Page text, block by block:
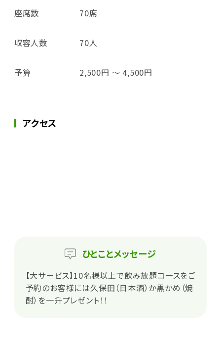
座席数 70席
収容人数 70人
予算 2,500円 ～ 4,500円
アクセス
ひとことメッセージ
【大サービス】10名様以上で飲み放題コースをご
予約のお客様には久保田（日本酒）か黒かめ（焼
酎）を一升プレゼント！！